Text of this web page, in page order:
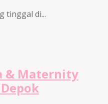
tinggal di...
& Maternity